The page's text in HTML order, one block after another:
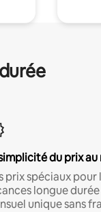
du prix au
prix spéciaux
longue
unique sans